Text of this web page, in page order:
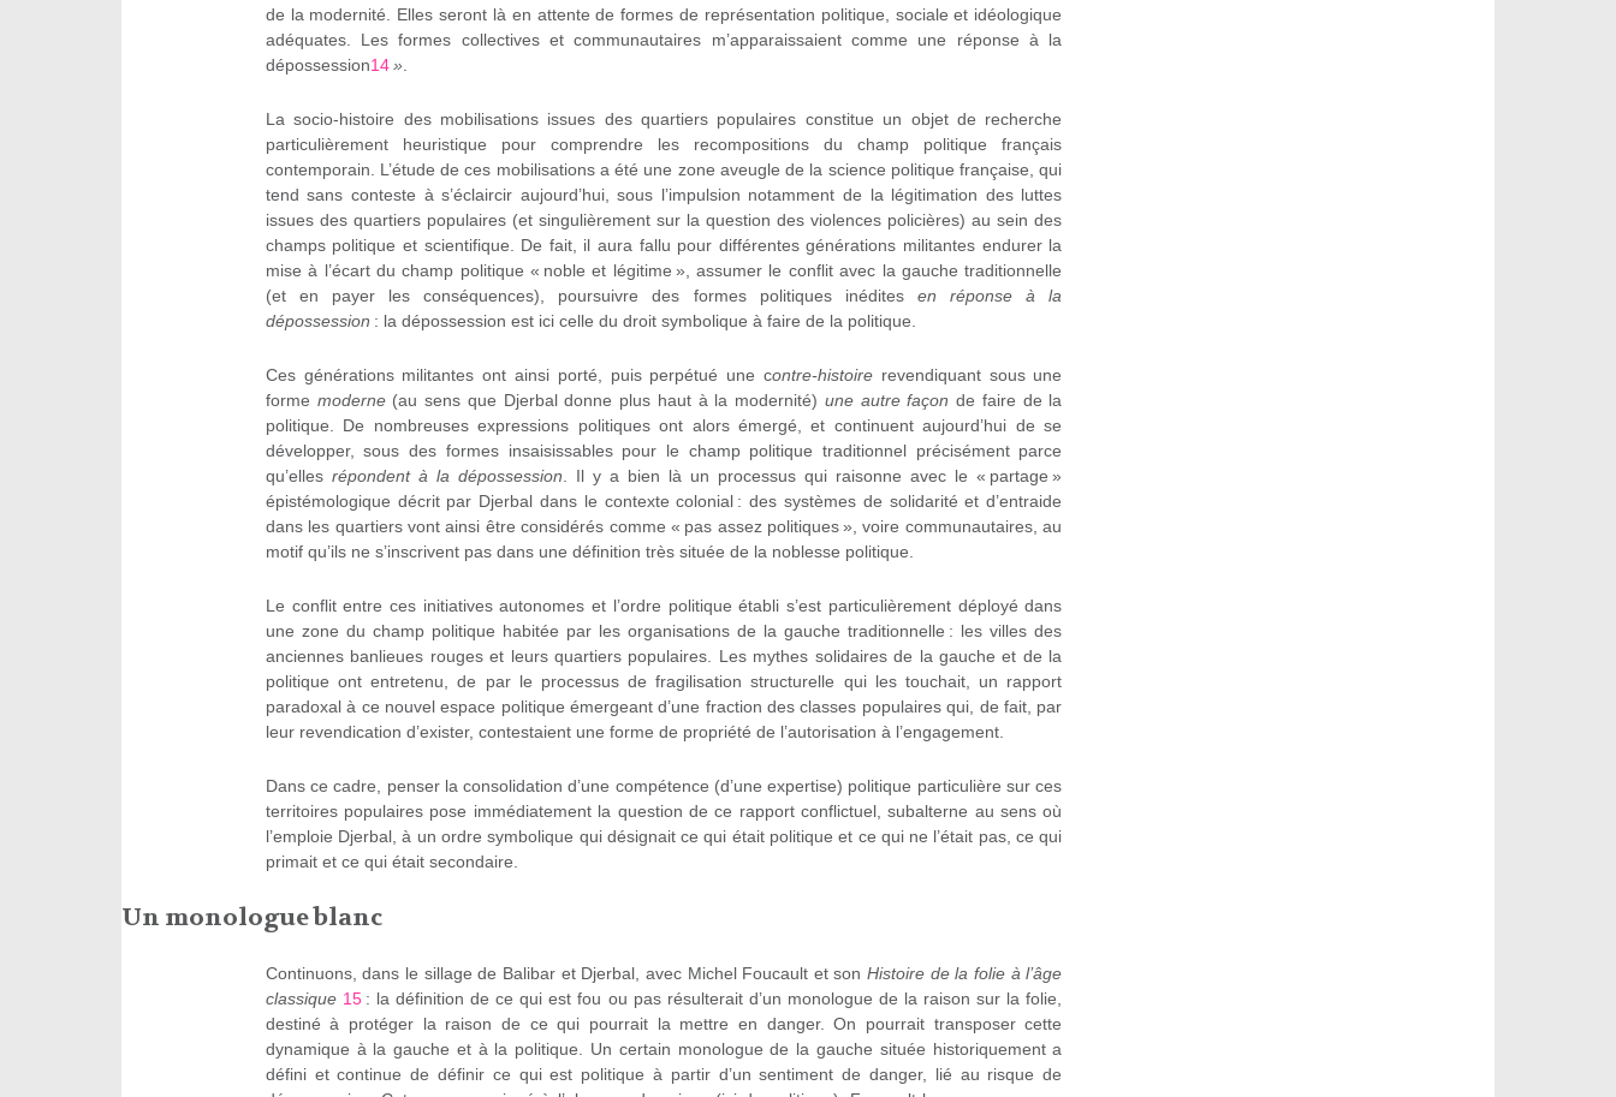
de la modernité. Elles seront là en attente de formes de représentation politique, sociale et idéologique
adéquates. Les formes collectives et communautaires m’apparaissaient comme une réponse à la
dépossession14»
La socio-histoire des mobilisations issues des quartiers populaires constitue un objet de recherche
particulièrement heuristique pour comprendre les recompositions du champ politique français
contemporain. L’étude de ces mobilisations a été une zone aveugle de la science politique française, qui
tend sans conteste à s’éclaircir aujourd’hui, sous l’impulsion notamment de la légitimation des luttes
issues des quartiers populaires (et singulièrement sur la question des violences policières) au sein des
champs politique et scientifique. De fait, il aura fallu pour différentes générations militantes endurer la
mise à l’écart du champ politique « noble et légitime », assumer le conflit avec la gauche traditionnelle
(et en payer les conséquences), poursuivre des formes politiques inédites en réponse à la
dépossession : la dépossession est ici celle du droit symbolique à faire de la politique.
Ces générations militantes ont ainsi porté, puis perpétué une contre-histoire revendiquant sous une
forme moderne (au sens que Djerbal donne plus haut à la modernité) une autre façon de faire de la
politique. De nombreuses expressions politiques ont alors émergé, et continuent aujourd’hui de se
développer, sous des formes insaisissables pour le champ politique traditionnel précisément parce
qu’elles répondent à la dépossession . Il y a bien là un processus qui raisonne avec le « partage »
épistémologique décrit par Djerbal dans le contexte colonial : des systèmes de solidarité et d’entraide
dans les quartiers vont ainsi être considérés comme « pas assez politiques », voire communautaires, au
motif qu’ils ne s’inscrivent pas dans une définition très située de la noblesse politique.
Le conflit entre ces initiatives autonomes et l’ordre politique établi s’est particulièrement déployé dans
une zone du champ politique habitée par les organisations de la gauche traditionnelle : les villes des
anciennes banlieues rouges et leurs quartiers populaires. Les mythes solidaires de la gauche et de la
politique ont entretenu, de par le processus de fragilisation structurelle qui les touchait, un rapport
paradoxal à ce nouvel espace politique émergeant d’une fraction des classes populaires qui, de fait, par
leur revendication d’exister, contestaient une forme de propriété de l’autorisation à l’engagement.
Dans ce cadre, penser la consolidation d’une compétence (d’une expertise) politique particulière sur ces
territoires populaires pose immédiatement la question de ce rapport conflictuel, subalterne au sens où
l’emploie Djerbal, à un ordre symbolique qui désignait ce qui était politique et ce qui ne l’était pas, ce qui
primait et ce qui était secondaire.
Un monologue blanc
Continuons, dans le sillage de Balibar et Djerbal, avec Michel Foucault et sonHistoire de la folie à l’âge
classique 15: la définition de ce qui est fou ou pas résulterait d’un monologue de la raison sur la folie,
destiné à protéger la raison de ce qui pourrait la mettre en danger. On pourrait transposer cette
dynamique à la gauche et à la politique. Un certain monologue de la gauche située historiquement a
défini et continue de définir ce qui est politique à partir d’un sentiment de danger, lié au risque de